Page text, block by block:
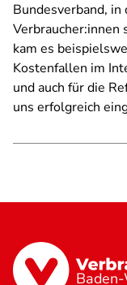
Bundesverband,
Verbraucher:innen
kam es
Kostenfallen im
und auch für die
uns erfolgreich